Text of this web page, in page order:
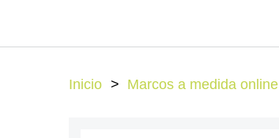
Inicio Marcos a medida online